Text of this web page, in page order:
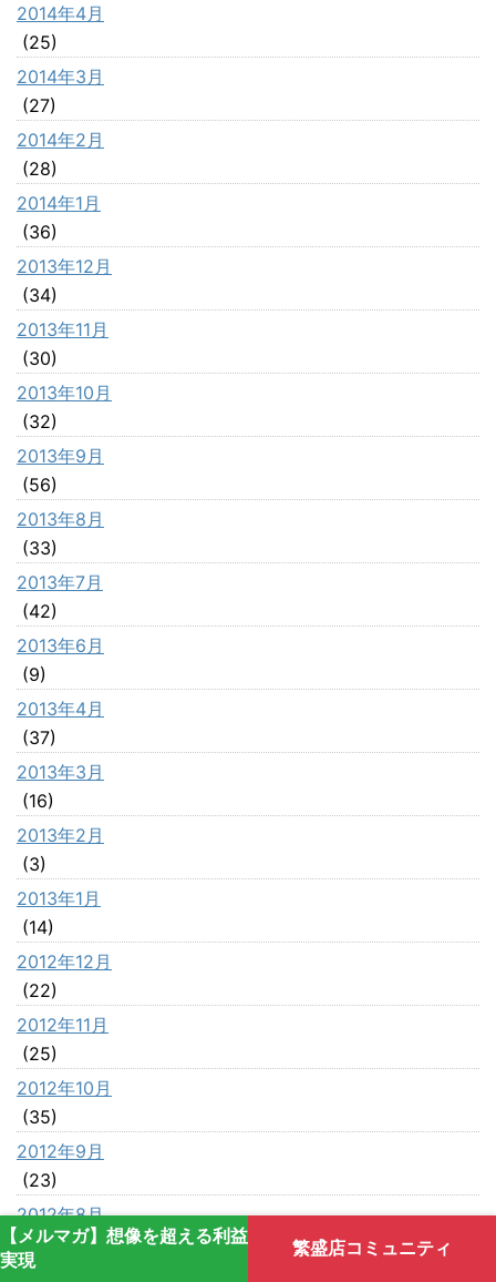
【メルマガ】想像を超える利益
実現
繁盛店コミュニティ
2014年4月
(25)
2014年3月
(27)
2014年2月
(28)
2014年1月
(36)
2013年12月
(34)
2013年11月
(30)
2013年10月
(32)
2013年9月
(56)
2013年8月
(33)
2013年7月
(42)
2013年6月
(9)
2013年4月
(37)
2013年3月
(16)
2013年2月
(3)
2013年1月
(14)
2012年12月
(22)
2012年11月
(25)
2012年10月
(35)
2012年9月
(23)
2012年8月
(42)